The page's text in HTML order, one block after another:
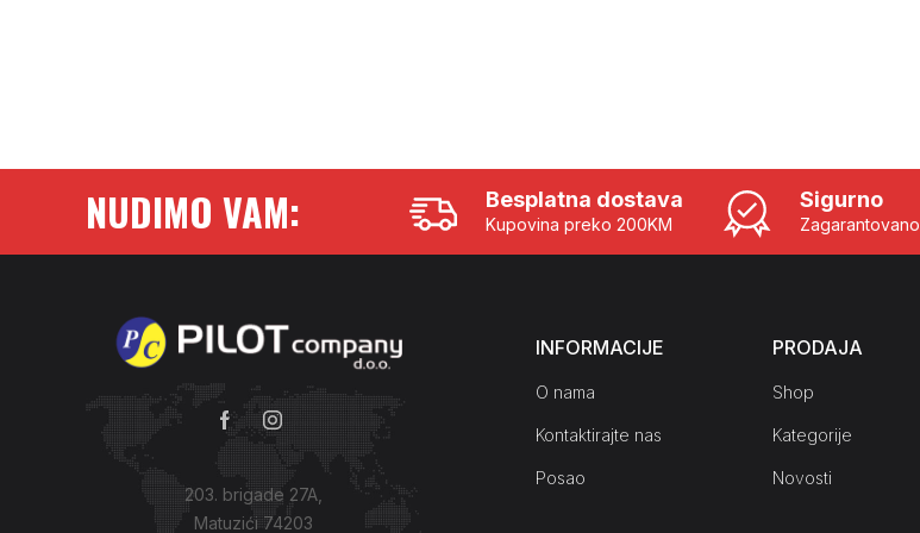
NUDIMO VAM: Besplatna dostava
Kupovina preko 200KM
Sigurno
Zagarantovano
203. brigade 27A,
Matuzići 74203
INFORMACIJE
O nama
Kontaktirajte nas
Posao
PRODAJA
Shop
Kategorije
Novosti